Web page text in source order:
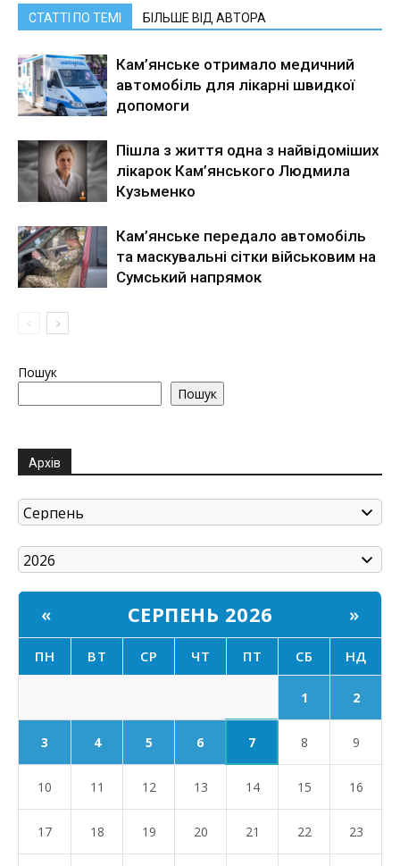
СТАТТІ ПО ТЕМІ БІЛЬШЕ ВІД АВТОРА
Кам’янське отримало медичний
автомобіль для лікарні швидкої
допомоги
Пішла з життя одна з найвідоміших
лікарок Кам’янського Людмила
Кузьменко
Кам’янське передало автомобіль
та маскувальні сітки військовим на
Сумський напрямок
Пошук
Пошук
Архів
« СЕРПЕНЬ 2026 »
ПН ВТ СР ЧТ ПТ СБ НД
1 2
3 4 5 6 7 8 9
10 11 12 13 14 15 16
17 18 19 20 21 22 23